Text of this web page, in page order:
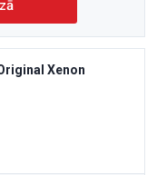
Xenon